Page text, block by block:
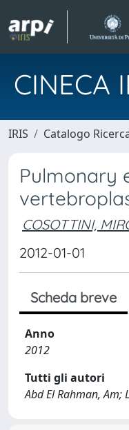
CINECA
IRIS Catalogo
Pulmonary
COSOTTINI,
2012-01-01
Scheda breve
Anno
2012
Tutti gli autori
Abd El Rahman, Am;